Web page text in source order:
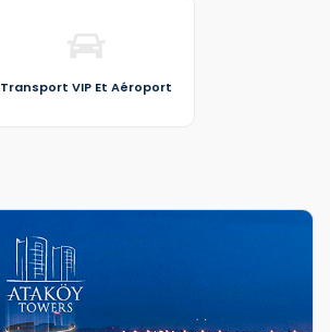
Transport VIP Et Aéroport